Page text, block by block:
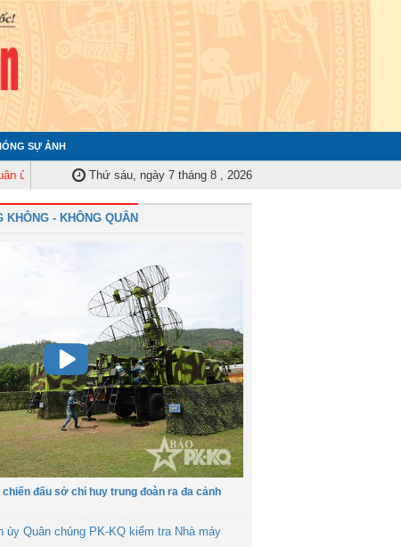
SỰ ẢNH
ương tập huấn nghiệp vụ công tác kiểm tra, giám sát năm 2025
Thứ sáu, ngày 7 tháng 8 , 2026
KHÔNG - KHÔNG QUÂN
chiến đấu sở chỉ huy trung đoàn ra đa cảnh
ủy Quân chủng PK-KQ kiểm tra Nhà máy